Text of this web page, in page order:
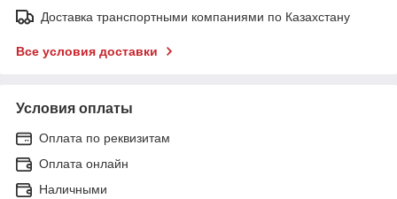
Доставка транспортными компаниями по Казахстану
Все условия доставки
Условия оплаты
Оплата по реквизитам
Оплата онлайн
Наличными